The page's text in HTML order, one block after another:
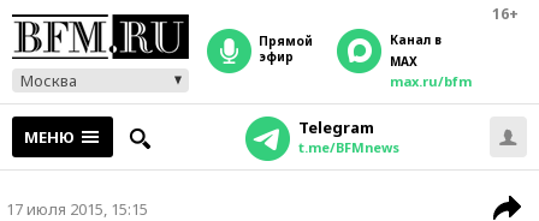
16+
Москва
прямой
эфир
Канал в
MAX
max.ru/bfm
МЕНЮ Telegram
t.me/BFMnews
17 июля 2015, 15:15